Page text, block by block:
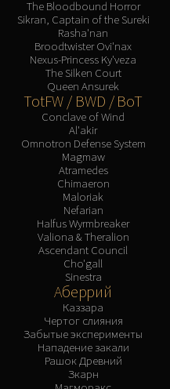
The Bloodbound Horror
Sikran, Captain of the Sureki
Rasha'nan
Broodtwister Ovi'nax
Nexus-Princess Ky'veza
The Silken Court
Queen Ansurek
TotFW / BWD / BoT
Conclave of Wind
Al'akir
Omnotron Defense System
Magmaw
Atramedes
Chimaeron
Maloriak
Nefarian
Halfus Wyrmbreaker
Valiona & Theralion
Ascendant Council
Cho'gall
Sinestra
Аберрий
Каззара
Чертог слияния
Забытые эксперименты
Нападение закали
Рашок Древний
Зкарн